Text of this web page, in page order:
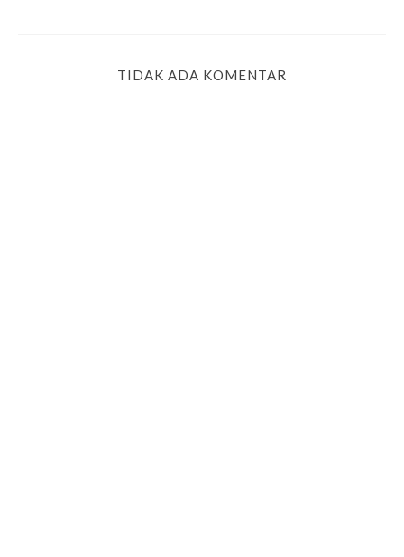
TIDAK ADA KOMENTAR